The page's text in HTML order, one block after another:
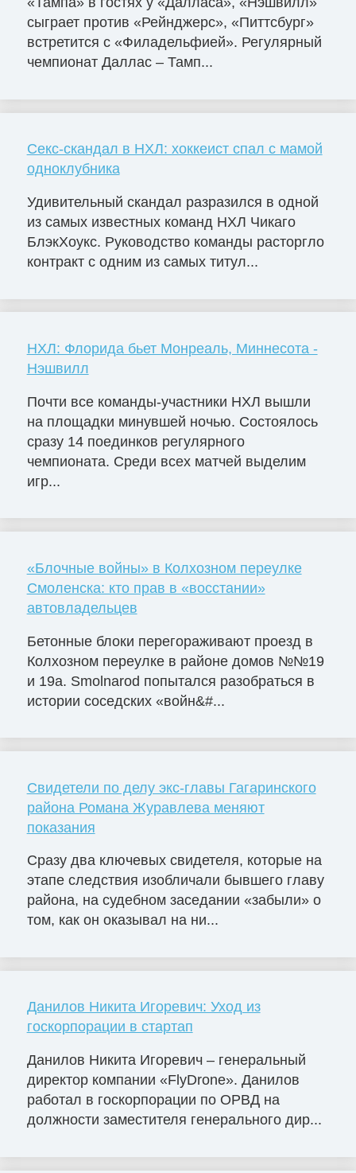
сыграет против «Рейнджерс», «Питтсбург»
встретится с «Филадельфией». Регулярный
чемпионат Даллас – Тамп...
Секс-скандал в НХЛ: хоккеист спал с мамой
одноклубника
Удивительный скандал разразился в одной
из самых известных команд НХЛ Чикаго
БлэкХоукс. Руководство команды расторгло
контракт с одним из самых титул...
НХЛ: Флорида бьет Монреаль, Миннесота -
Нэшвилл
Почти все команды-участники НХЛ вышли
на площадки минувшей ночью. Состоялось
сразу 14 поединков регулярного
чемпионата. Среди всех матчей выделим
игр...
«Блочные войны» в Колхозном переулке
Смоленска: кто прав в «восстании»
автовладельцев
Бетонные блоки перегораживают проезд в
Колхозном переулке в районе домов №№19
и 19а. Smolnarod попытался разобраться в
истории соседских «войн&#...
Свидетели по делу экс-главы Гагаринского
района Романа Журавлева меняют
показания
Сразу два ключевых свидетеля, которые на
этапе следствия изобличали бывшего главу
района, на судебном заседании «забыли» о
том, как он оказывал на ни...
Данилов Никита Игоревич: Уход из
госкорпорации в стартап
Данилов Никита Игоревич – генеральный
директор компании «FlyDrone». Данилов
работал в госкорпорации по ОРВД на
должности заместителя генерального дир...